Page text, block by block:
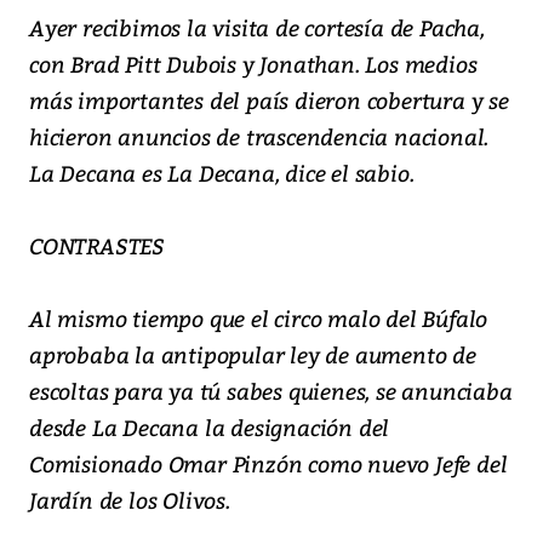
Ayer recibimos la visita de cortesía de Pacha,
con Brad Pitt Dubois y Jonathan. Los medios
más importantes del país dieron cobertura y se
hicieron anuncios de trascendencia nacional.
La Decana es La Decana, dice el sabio.
CONTRASTES
Al mismo tiempo que el circo malo del Búfalo
aprobaba la antipopular ley de aumento de
escoltas para ya tú sabes quienes, se anunciaba
desde La Decana la designación del
Comisionado Omar Pinzón como nuevo Jefe del
Jardín de los Olivos.